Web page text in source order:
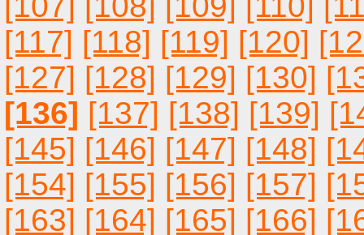
[117] [118] [119] [120]
[127] [128] [129] [130]
[136] [137] [138] [139]
[145] [146] [147] [148]
[154] [155] [156] [157]
[163] [164] [165] [166]